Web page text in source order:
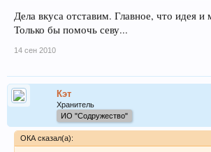
читать, а на работе плеер на уши и вперёд
Правда он говорит для правильного восприятия
выспанным, иначе в сон вводит.
Нажмите, чтобы раскрыть...
голоса очень приятный, и импонирует спокойная,
дисгармонию в общее повествование (так
показывающие, что лектор не может себя
оставаться всегда бесстрастным в повествовании.
Дела вкуса отставим. Главное, что идея
Только бы помочь севу...
14 сен 2010
Кэт
Хранитель
ИО "Содружество"
ОКА сказал(а):